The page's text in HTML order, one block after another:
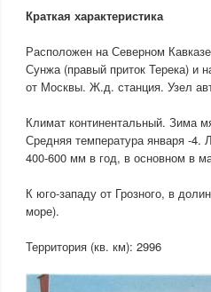
Краткая характеристика
Расположен на Северном
Сунжа (правый приток Терека) и
от Москвы. Ж.д. станция. Узел
Климат континентальный. Зима
Средняя температура января -4.
400-600 мм в год, в основном в
К юго-западу от Грозного, в
море).
Территория (кв. км): 2996